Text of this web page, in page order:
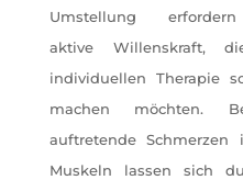
Umstellung
aktive Willenskraft,
individuellen Therapie
machen möchten.
auftretende
Muskeln lassen sich